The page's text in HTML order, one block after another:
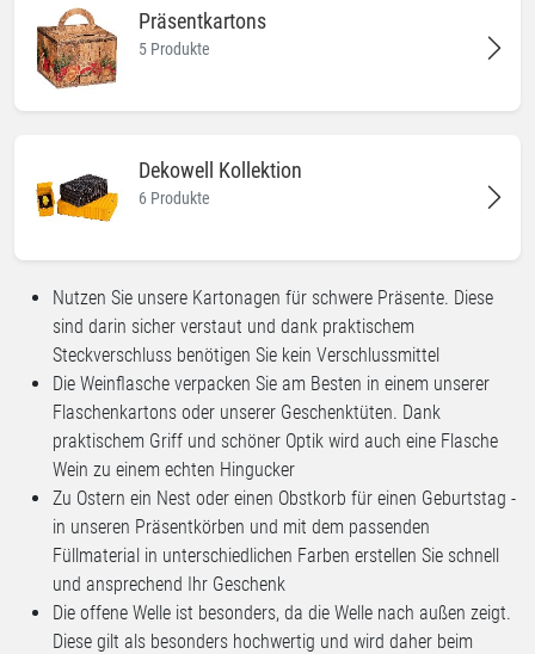
Präsentkartons
5 Produkte
Dekowell Kollektion
6 Produkte
Nutzen Sie unsere Kartonagen für schwere Präsente. Diese
sind darin sicher verstaut und dank praktischem
Steckverschluss benötigen Sie kein Verschlussmittel
Die Weinflasche verpacken Sie am Besten in einem unserer
Flaschenkartons oder unserer Geschenktüten. Dank
praktischem Griff und schöner Optik wird auch eine Flasche
Wein zu einem echten Hingucker
Zu Ostern ein Nest oder einen Obstkorb für einen Geburtstag -
in unseren Präsentkörben und mit dem passenden
Füllmaterial in unterschiedlichen Farben erstellen Sie schnell
und ansprechend Ihr Geschenk
Die offene Welle ist besonders, da die Welle nach außen zeigt.
Diese gilt als besonders hochwertig und wird daher beim